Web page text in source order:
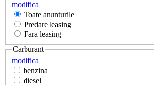
modifica
Toate anunturile
Predare leasing
Fara leasing
modifica
Carburant
benzina
diesel